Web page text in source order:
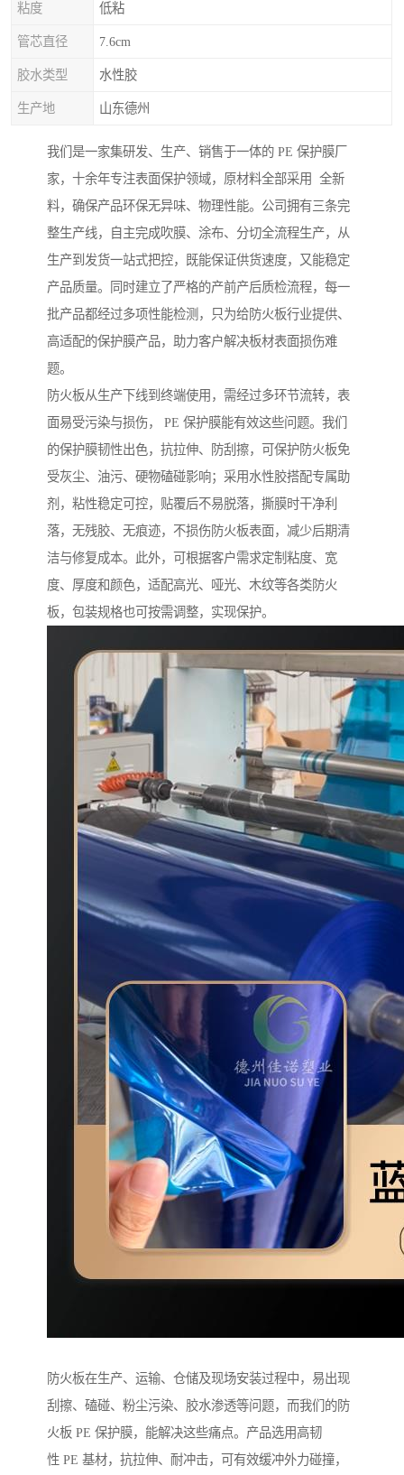
粘度 低粘
管芯直径 7.6cm
胶水类型 水性胶
生产地 山东德州
我们是一家集研发、生产、销售于一体的 PE 保护膜厂
家，十余年专注表面保护领域，原材料全部采用 全新
料，确保产品环保无异味、物理性能。公司拥有三条完
整生产线，自主完成吹膜、涂布、分切全流程生产，从
生产到发货一站式把控，既能保证供货速度，又能稳定
产品质量。同时建立了严格的产前产后质检流程，每一
批产品都经过多项性能检测，只为给防火板行业提供、
高适配的保护膜产品，助力客户解决板材表面损伤难
题。
防火板从生产下线到终端使用，需经过多环节流转，表
面易受污染与损伤， PE 保护膜能有效这些问题。我们
的保护膜韧性出色，抗拉伸、防刮擦，可保护防火板免
受灰尘、油污、硬物磕碰影响；采用水性胶搭配专属助
剂，粘性稳定可控，贴覆后不易脱落，撕膜时干净利
落，无残胶、无痕迹，不损伤防火板表面，减少后期清
洁与修复成本。此外，可根据客户需求定制粘度、宽
度、厚度和颜色，适配高光、哑光、木纹等各类防火
板，包装规格也可按需调整，实现保护。
防火板在生产、运输、仓储及现场安装过程中，易出现
刮擦、磕碰、粉尘污染、胶水渗透等问题，而我们的防
火板 PE 保护膜，能解决这些痛点。产品选用高韧
性 PE 基材，抗拉伸、耐冲击，可有效缓冲外力碰撞，